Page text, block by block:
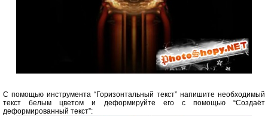
С помощью инструмента “Горизонтальный текст” напишите необходимый
текст белым цветом и деформируйте его с помощью “Создаёт
деформированный текст”: